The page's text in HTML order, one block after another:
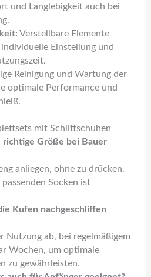
und Langlebigkeit auch bei
Verstellbare Elemente
Einstellung und
Reinigung und Wartung der
optimale Performance und
mit Schlittschuhen
Größe bei Bauer
anliegen, ohne zu drücken.
Socken ist
Kufen nachgeschliffen
Nutzung ab, bei regelmäßigem
Wochen, um optimale
zu gewährleisten.